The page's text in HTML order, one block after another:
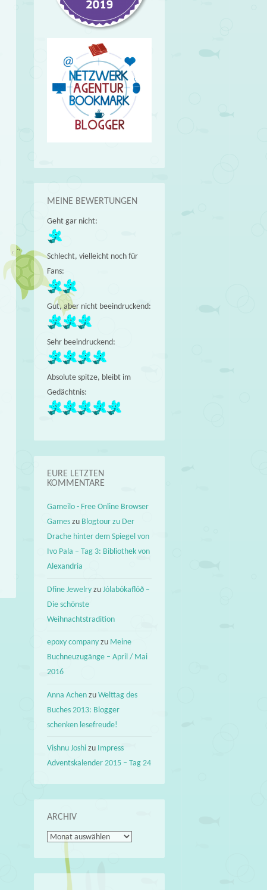
MEINE BEWERTUNGEN
Geht gar nicht:
Schlecht, vielleicht noch für
Fans:
Gut, aber nicht beeindruckend:
Sehr beeindruckend:
Absolute spitze, bleibt im
Gedächtnis:
EURE LETZTEN
KOMMENTARE
Gameilo - Free Online Browser
Games zu Blogtour zu Der
Drache hinter dem Spiegel von
Ivo Pala – Tag 3: Bibliothek von
Alexandria
Dfine Jewelry zuJólabókaflóð –
Die schönste
Weihnachtstradition
epoxy company zu Meine
Buchneuzugänge – April / Mai
2016
Anna Achen zuWelttag des
Buches 2013: Blogger
schenken lesefreude!
Vishnu Joshi zu Impress
Adventskalender 2015 – Tag 24
ARCHIV
Archiv